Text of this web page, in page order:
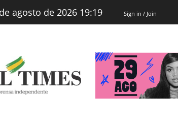
agosto de 2026 19:19 Sign in / Join
Brasiltimes
–
Notícias